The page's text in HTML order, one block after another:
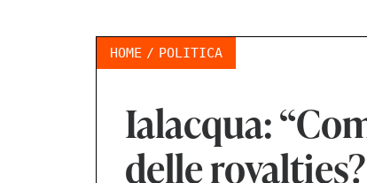
HOME POLITICA
Ialacqua:
delle